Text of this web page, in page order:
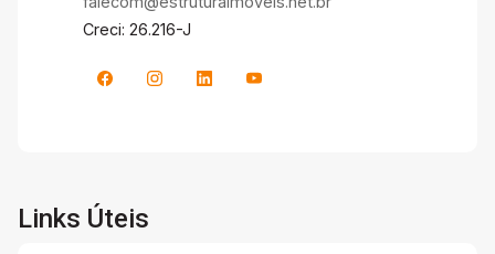
Creci: 26.216-J
Links Úteis